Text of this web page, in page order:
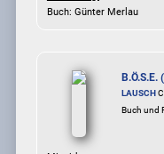
Buch: Günter Merlau
LAUSCH
Buch und